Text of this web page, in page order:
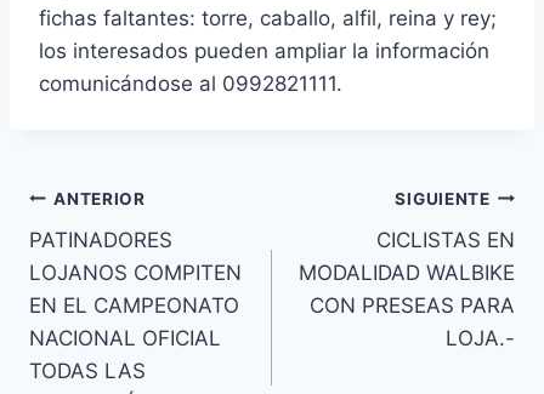
fichas faltantes: torre, caballo, alfil, reina y rey;
los interesados pueden ampliar la información
comunicándose al 0992821111.
ANTERIOR
PATINADORES
LOJANOS COMPITEN
EN EL CAMPEONATO
NACIONAL OFICIAL
TODAS LAS
SIGUIENTE
CICLISTAS EN
MODALIDAD WALBIKE
CON PRESEAS PARA
LOJA.-